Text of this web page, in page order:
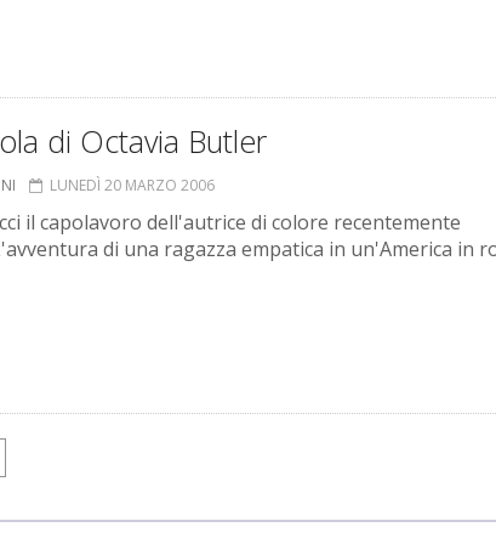
di Octavia Butler
LUNEDÌ 20 MARZO 2006
il capolavoro dell'autrice di colore recentemente
di una ragazza empatica in un'America in